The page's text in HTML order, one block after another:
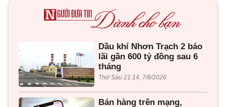
Dầu khí Nhơn Trạch 2 báo
lãi gần 600 tỷ đồng sau 6
tháng
Thứ Sáu 21:14, 7/8/2026
Bán hàng trên mạng,